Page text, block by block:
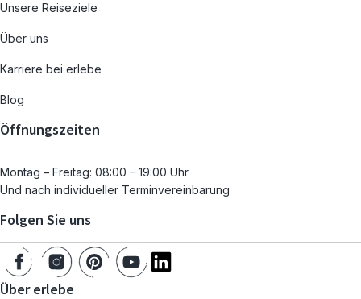
Unsere Reiseziele
Über uns
Karriere bei erlebe
Blog
Öffnungszeiten
Montag – Freitag: 08:00 – 19:00 Uhr
Und nach individueller Terminvereinbarung
Folgen Sie uns
Über erlebe